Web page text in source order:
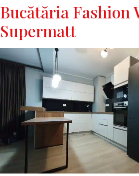
Bucătăria Fashion
Supermatt